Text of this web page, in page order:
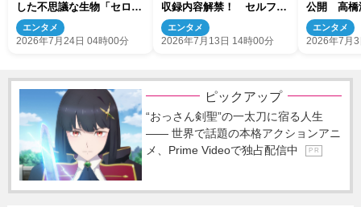
した不思議な生物「セロ
ル」の世界観を表現
エンタメ
2026年7月24日 04時00分
収録内容解禁！ セルフカ
バーやスタジオライブ映像
も
エンタメ
2026年7月13日 14時00分
公開 高橋
郎ら競演
エンタメ
2026年7月
ピックアップ
“おっさん剣聖”の一太刀に宿る人生
―― 世界で話題の本格アクションアニ
メ、Prime Videoで独占配信中
P R